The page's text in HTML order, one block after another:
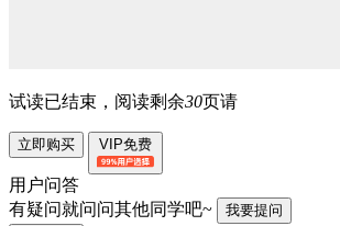
试读已结束，阅读剩余30页请
立即购买 VIP免费
用户问答
有疑问就问问其他同学吧~
我要提问